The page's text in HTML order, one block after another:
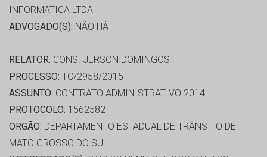
INFORMATICA LTDA
ADVOGADO(S): NÃO HÁ
RELATOR: CONS. JERSON DOMINGOS
PROCESSO: TC/2958/2015
ASSUNTO: CONTRATO ADMINISTRATIVO 2014
PROTOCOLO: 1562582
ORGÃO: DEPARTAMENTO ESTADUAL DE TRÂNSITO DE
MATO GROSSO DO SUL